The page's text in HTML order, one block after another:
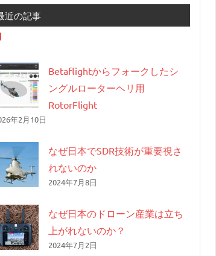
近の記事
Betaflightからフォークしたシ
ングルローターヘリ用
RotorFlight
年2月10日
なぜ日本でSDR技術が重要視さ
れないのか
2024年7月8日
なぜ日本のドローン産業は立ち
上がれないのか？
2024年7月2日